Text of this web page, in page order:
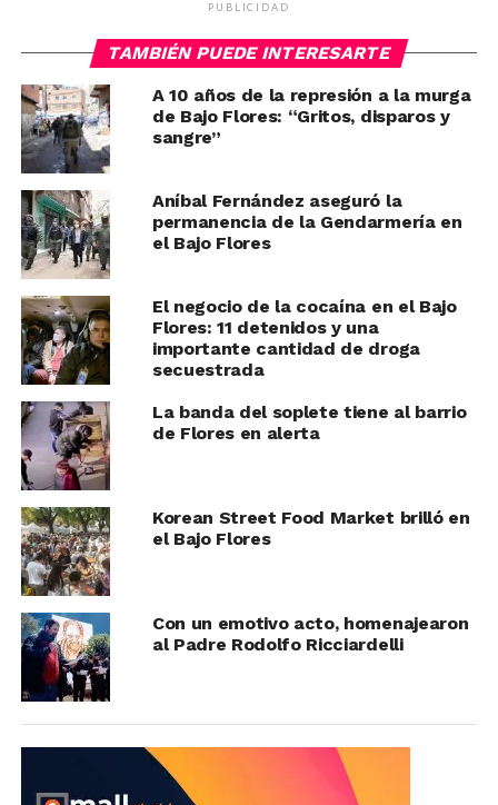
PUBLICIDAD
TAMBIÉN PUEDE INTERESARTE
A 10 años de la represión a la murga
de Bajo Flores: “Gritos, disparos y
sangre”
Aníbal Fernández aseguró la
permanencia de la Gendarmería en
el Bajo Flores
El negocio de la cocaína en el Bajo
Flores: 11 detenidos y una
importante cantidad de droga
secuestrada
La banda del soplete tiene al barrio
de Flores en alerta
Korean Street Food Market brilló en
el Bajo Flores
Con un emotivo acto, homenajearon
al Padre Rodolfo Ricciardelli